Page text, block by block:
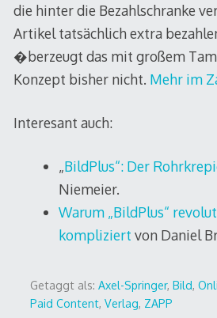
die hinter die Bezahlschranke
Artikel tatsächlich extra
�berzeugt das mit großem
Konzept bisher nicht. Mehr im
Interesant auch:
„BildPlus“: Der
Niemeier.
Warum „BildPlus“
kompliziert von Daniel
Getaggt als: Axel-Springer, Bild,
Paid Content, Verlag, ZAPP